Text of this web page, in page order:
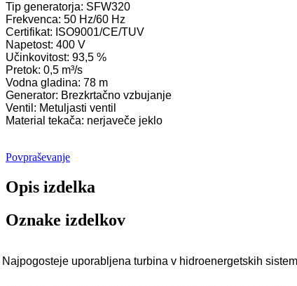
Rešitev za mini hidroelektrarne Micro Turgo Turbo 20KW-
Cena hidroelektrarne Forster Kaplan turbine generatorja ...
320KW hidravlični Francisov vodni turbogenerator z ...
1200KW hidroelektrarni Peltonov turbogenerator
Alternativni hidroelektrarni generator 500KW Fra...
Forsterjev mikro hidro turbo generator 2×40KW
Tip generatorja: SFW320
Frekvenca: 50 Hz/60 Hz
Certifikat: ISO9001/CE/TUV
Napetost: 400 V
Učinkovitost: 93,5 %
Pretok: 0,5 m³/s
Vodna gladina: 78 m
Generator: Brezkrtačno vzbujanje
Ventil: Metuljasti ventil
Material tekača: nerjaveče jeklo
Povpraševanje
Opis izdelka
Oznake izdelkov
Najpogosteje uporabljena turbina v hidroenergetskih